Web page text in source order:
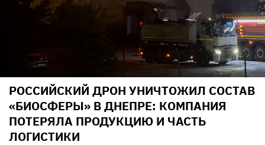
РОССИЙСКИЙ ДРОН УНИЧТОЖИЛ СОСТАВ
«БИОСФЕРЫ» В ДНЕПРЕ: КОМПАНИЯ
ПОТЕРЯЛА ПРОДУКЦИЮ И ЧАСТЬ
ЛОГИСТИКИ